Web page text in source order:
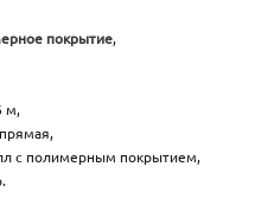
покрытие,
м,
с полимерным покрытием,